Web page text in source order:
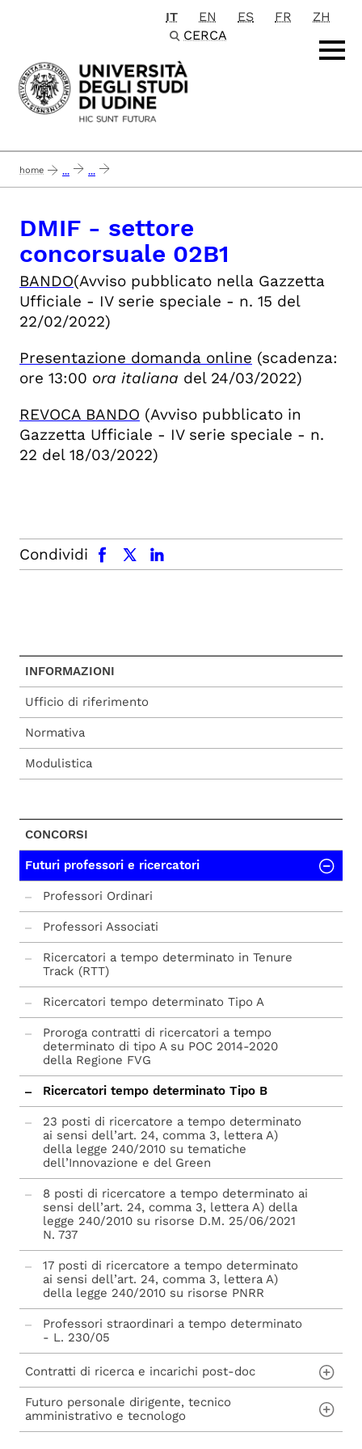
Passa al contenuto principale
IT EN ES FR
ZH
CERCA
home ... ...
DMIF - settore
concorsuale 02B1
BANDO(Avviso pubblicato nella Gazzetta
Ufficiale - IV serie speciale - n. 15 del
22/02/2022)
Presentazione domanda online (scadenza:
ore 13:00 ora italiana del 24/03/2022)
REVOCA BANDO (Avviso pubblicato in
Gazzetta Ufficiale - IV serie speciale - n.
22 del 18/03/2022)
Condividi
facebook x.com linkedin
INFORMAZIONI
Ufficio di riferimento
Normativa
Modulistica
CONCORSI
Futuri professori e ricercatori
Professori Ordinari
Professori Associati
Ricercatori a tempo determinato in Tenure
Track (RTT)
Ricercatori tempo determinato Tipo A
Proroga contratti di ricercatori a tempo
determinato di tipo A su POC 2014-2020
della Regione FVG
Ricercatori tempo determinato Tipo B
23 posti di ricercatore a tempo determinato
ai sensi dell’art. 24, comma 3, lettera A)
della legge 240/2010 su tematiche
dell’Innovazione e del Green
8 posti di ricercatore a tempo determinato ai
sensi dell’art. 24, comma 3, lettera A) della
legge 240/2010 su risorse D.M. 25/06/2021
N. 737
17 posti di ricercatore a tempo determinato
ai sensi dell’art. 24, comma 3, lettera A)
della legge 240/2010 su risorse PNRR
Professori straordinari a tempo determinato
- L. 230/05
Abilitazione scientifica nazionale - L. 240/10
Contratti di ricerca e incarichi post-doc
Contratti di ricerca ai sensi dell'art. 22 della
Legge n. 240/2010
Futuro personale dirigente, tecnico
amministrativo e tecnologo